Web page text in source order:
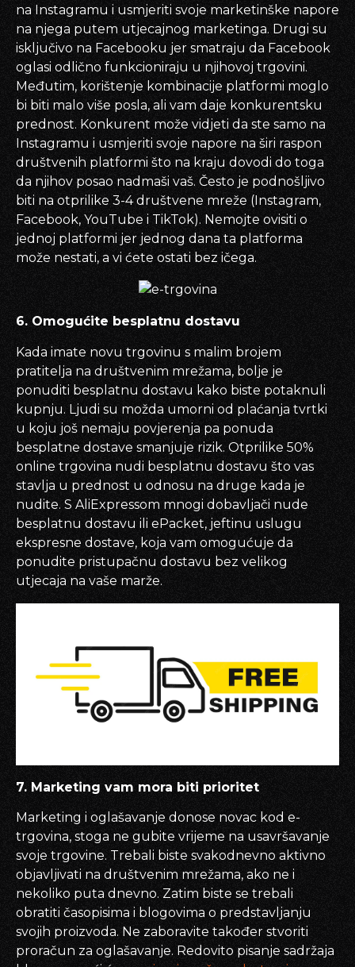
na Instagramu i usmjeriti svoje marketinške napore
na njega putem utjecajnog marketinga. Drugi su
isključivo na Facebooku jer smatraju da Facebook
oglasi odlično funkcioniraju u njihovoj trgovini.
Međutim, korištenje kombinacije platformi moglo
bi biti malo više posla, ali vam daje konkurentsku
prednost. Konkurent može vidjeti da ste samo na
Instagramu i usmjeriti svoje napore na širi raspon
društvenih platformi što na kraju dovodi do toga
da njihov posao nadmaši vaš. Često je podnošljivo
biti na otprilike 3-4 društvene mreže (Instagram,
Facebook, YouTube i TikTok). Nemojte ovisiti o
jednoj platformi jer jednog dana ta platforma
može nestati, a vi ćete ostati bez ičega.
6. Omogućite besplatnu dostavu
Kada imate novu trgovinu s malim brojem
pratitelja na društvenim mrežama, bolje je
ponuditi besplatnu dostavu kako biste potaknuli
kupnju. Ljudi su možda umorni od plaćanja tvrtki
u koju još nemaju povjerenja pa ponuda
besplatne dostave smanjuje rizik. Otprilike 50%
online trgovina nudi besplatnu dostavu što vas
stavlja u prednost u odnosu na druge kada je
nudite. S AliExpressom mnogi dobavljači nude
besplatnu dostavu ili ePacket, jeftinu uslugu
ekspresne dostave, koja vam omogućuje da
ponudite pristupačnu dostavu bez velikog
utjecaja na vaše marže.
7. Marketing vam mora biti prioritet
Marketing i oglašavanje donose novac kod e-
trgovina, stoga ne gubite vrijeme na usavršavanje
svoje trgovine. Trebali biste svakodnevno aktivno
objavljivati na društvenim mrežama, ako ne i
nekoliko puta dnevno. Zatim biste se trebali
obratiti časopisima i blogovima o predstavljanju
svojih proizvoda. Ne zaboravite također stvoriti
proračun za oglašavanje. Redovito pisanje sadržaja